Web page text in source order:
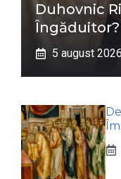
Duhovnic
Îngăduitor?
5 august 2026